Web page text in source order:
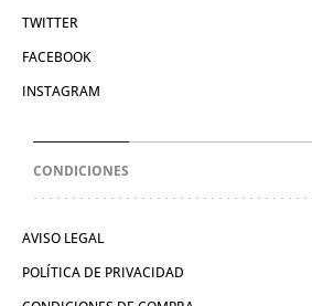
TWITTER
FACEBOOK
INSTAGRAM
CONDICIONES
AVISO LEGAL
POLÍTICA DE PRIVACIDAD